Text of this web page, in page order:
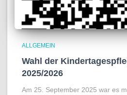
ALLGEMEIN
Wahl der
2025/2026
Am 25. September 2025 war es